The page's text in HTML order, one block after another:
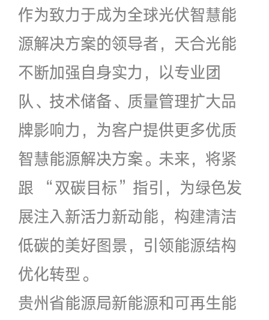
作为致力于成为全球光伏智慧能
源解决方案的领导者，天合光能
不断加强自身实力，以专业团
队、技术储备、质量管理扩大品
牌影响力，为客户提供更多优质
智慧能源解决方案。未来，将紧
跟 “双碳目标”指引，为绿色发
展注入新活力新动能，构建清洁
低碳的美好图景，引领能源结构
优化转型。
贵州省能源局新能源和可再生能